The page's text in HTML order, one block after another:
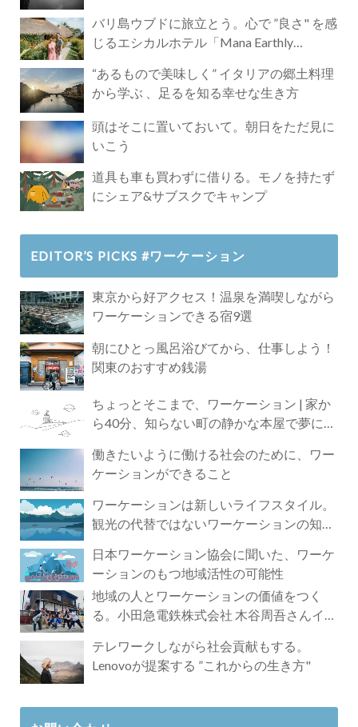
バリ島ウブドに旅立とう。心で ”良さ" を感
じるエシカルホテル「Mana Earthly
“あるもので美味しく” イタリアの郷土料理
から学ぶ 、足るを知る幸せな生き方
頭はそこに置いておいて。朝日をただ見に
いこう
道具も車も買わずに借りる。モノを持たず
にシェア&サブスクでキャンプ
EDITOR’S PICKS #ワーケーション
東京から好アクセス！温泉を満喫しながら
ワーケーションできる宿9選
朝にひとっ風呂浴びてから、仕事しよう！
関東のおすすめ銭湯
ちょっとそこまで、ワーケーション | 家か
ら40分、知らない町の静かな本屋で夢に近
働きたいように働ける社会のために、ワー
ケーションができること
ワーケーションは新しいライフスタイル。
観光の代替ではないワーケーションの知ら
日本ワーケーション協会に聞いた、ワーケ
ーションのもつ地域活性の可能性
地域の人とワーケーションの価値をつく
る。小田急電鉄株式会社 木谷周吾さんイン
テレワークしながら社会貢献もする。
Lenovoが提案する ”これからの生き方"